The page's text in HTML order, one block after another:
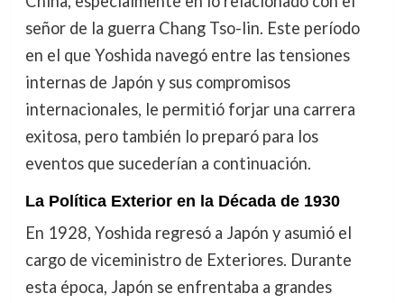
señor de la guerra Chang Tso-lin. Este período
en el que Yoshida navegó entre las tensiones
internas de Japón y sus compromisos
internacionales, le permitió forjar una carrera
exitosa, pero también lo preparó para los
eventos que sucederían a continuación.
La Política Exterior en la Década de 1930
En 1928, Yoshida regresó a Japón y asumió el
cargo de viceministro de Exteriores. Durante
esta época, Japón se enfrentaba a grandes